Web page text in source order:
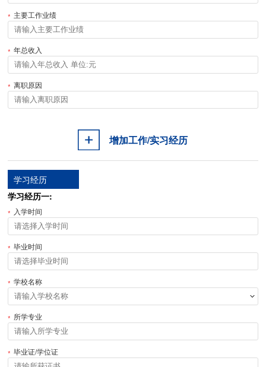
主要工作业绩
年总收入
离职原因
增加工作/实习经历
学习经历
学习经历一:
入学时间
毕业时间
学校名称
所学专业
毕业证/学位证